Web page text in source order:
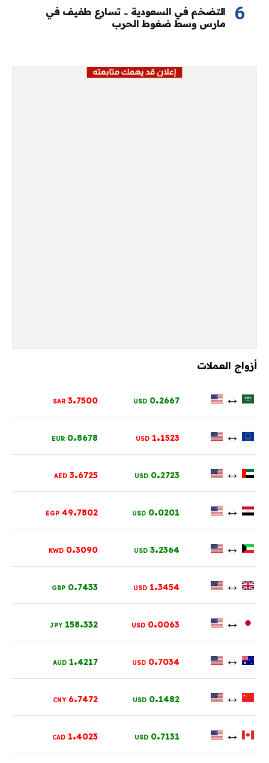
التضخم في السعودية .. تسارع طفيف في
مارس وسط ضغوط الحرب
أزواج العملات
↔
0.2667
USD
3.7500
SAR
↔
1.1523
USD
0.8678
EUR
↔
0.2723
USD
3.6725
AED
↔
0.0201
USD
49.7802
EGP
↔
3.2364
USD
0.3090
KWD
↔
1.3454
USD
0.7433
GBP
↔
0.0063
USD
158.332
JPY
↔
0.7034
USD
1.4217
AUD
↔
0.1482
USD
6.7472
CNY
↔
0.7131
USD
1.4023
CAD